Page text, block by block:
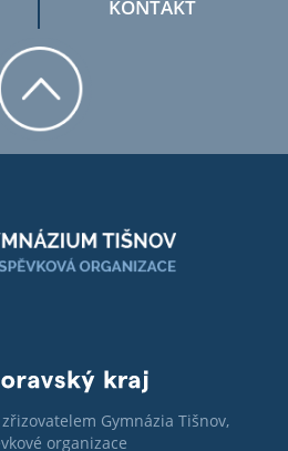
KONTAKT
Gymnázia Tišnov,
organizace